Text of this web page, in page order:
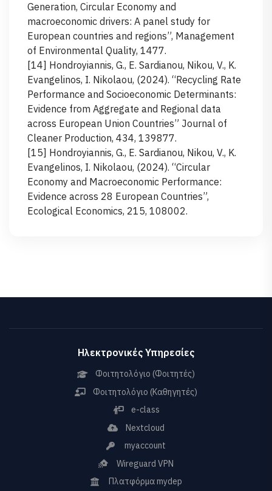
Generation, Circular Economy and
macroeconomic drivers: A panel study for
European countries and regions”, Management
of Environmental Quality, 1477.
[14] Hondroyiannis, G., E. Sardianou, Nikou, V., K.
Evangelinos, I. Nikolaou, (2024). “Recycling Rate
Performance and Socioeconomic Determinants:
Evidence from Aggregate and Regional data
across European Union Countries” Journal of
Cleaner Production, 434, 139877.
[15] Hondroyiannis, G., E. Sardianou, Nikou, V., K.
Evangelinos, I. Nikolaou, (2024). “Circular
Economy and Macroeconomic Performance:
Evidence across 28 European Countries”,
Ecological Economics, 215, 108002.
Ηλεκτρονικές Υπηρεσίες
Φοιτητολόγιο (Φοιτητές)
Φοιτητολόγιο (Καθηγητές)
e-class
Nextcloud
myaccount
Wireguard VPN
Πλατφόρμα mydep